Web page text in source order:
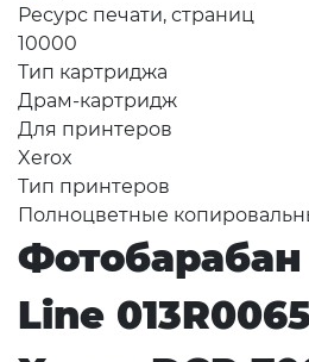
Ресурс печати, страниц
10000
Тип картриджа
Драм-картридж
Для принтеров
Xerox
Тип принтеров
Полноцветные
Line